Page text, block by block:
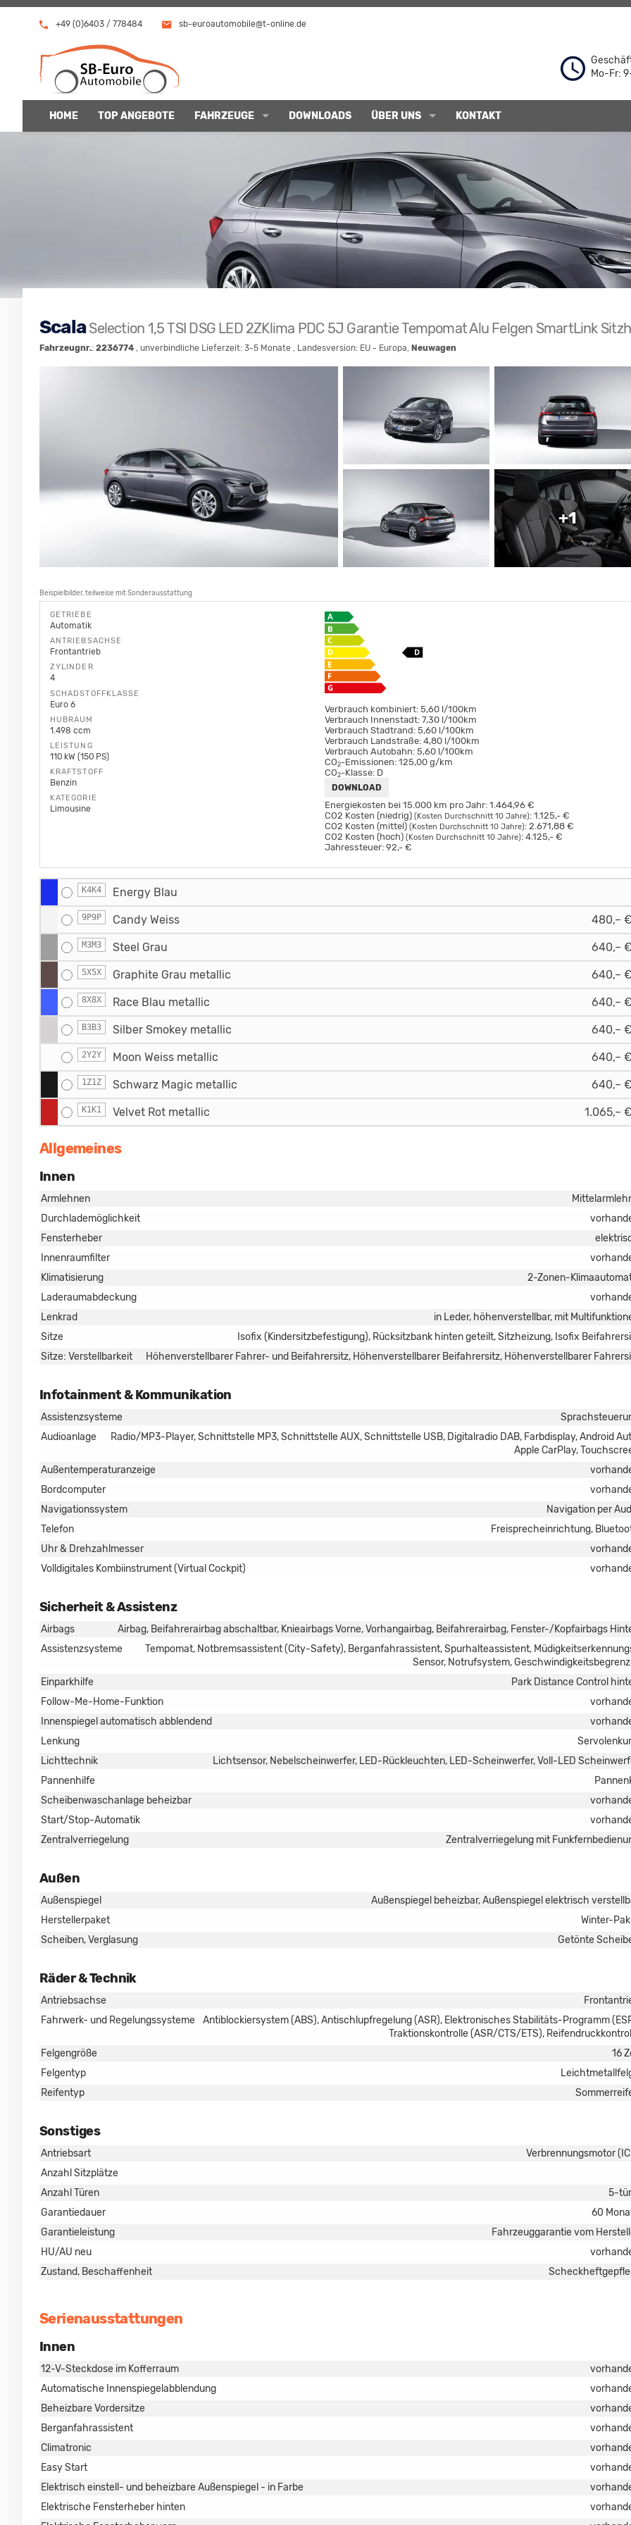
+49 (0)6403 / 778484 sb-euroautomobile@t-online.de
Mo-Fr:
HOME TOP ANGEBOTE FAHRZEUGE DOWNLOADS ÜBER UNS KONTAKT
Scala Selection 1,5 TSI DSG LED 2ZKlima PDC 5J Garantie Tempomat Alu Felgen SmartLink
Fahrzeugnr.: 2236774 , unverbindliche Lieferzeit: 3-5 Monate , Landesversion: EU - Europa, Neuwagen
+1
Beispielbilder, teilweise mit Sonderausstattung
GETRIEBE
Automatik
ANTRIEBSACHSE
Frontantrieb
ZYLINDER
4
SCHADSTOFFKLASSE
Euro 6
HUBRAUM
1.498 ccm
LEISTUNG
110 kW (150 PS)
KRAFTSTOFF
Benzin
KATEGORIE
Limousine
Verbrauch kombiniert: 5,60 l/100km
Verbrauch Innenstadt: 7,30 l/100km
Verbrauch Stadtrand: 5,60 l/100km
Verbrauch Landstraße: 4,80 l/100km
Verbrauch Autobahn: 5,60 l/100km
CO2-Emissionen: 125,00 g/km
CO2-Klasse: D
DOWNLOAD
Energiekosten bei 15.000 km pro Jahr: 1.464,96 €
CO2 Kosten (niedrig) (Kosten Durchschnitt 10 Jahre): 1.125,- €
CO2 Kosten (mittel) (Kosten Durchschnitt 10 Jahre): 2.671,88 €
CO2 Kosten (hoch) (Kosten Durchschnitt 10 Jahre): 4.125,- €
Jahressteuer: 92,- €
K4K4 Energy Blau
9P9P Candy Weiss 480,–
M3M3 Steel Grau 640,–
5X5X Graphite Grau metallic 640,–
8X8X Race Blau metallic 640,–
B3B3 Silber Smokey metallic 640,–
2Y2Y Moon Weiss metallic 640,–
1Z1Z Schwarz Magic metallic 640,–
K1K1 Velvet Rot metallic 1.065,–
Allgemeines
Innen
Armlehnen
Durchlademöglichkeit
Fensterheber
Innenraumfilter
Klimatisierung
2-Zonen-
Laderaumabdeckung
Lenkrad
in Leder, höhenverstellbar, mit
Sitze
Isofix (Kindersitzbefestigung), Rücksitzbank hinten geteilt, Sitzheizung, Isofix
Sitze: Verstellbarkeit
Höhenverstellbarer Fahrer- und Beifahrersitz, Höhenverstellbarer Beifahrersitz, Höhenverstellbarer
Infotainment & Kommunikation
Assistenzsysteme
Audioanlage
Radio/MP3-Player, Schnittstelle MP3, Schnittstelle AUX, Schnittstelle USB, Digitalradio DAB, Farbdisplay, Android
Apple CarPlay,
Außentemperaturanzeige
Bordcomputer
Navigationssystem
Navigation per
Telefon
Freisprecheinrichtung,
Uhr & Drehzahlmesser
Volldigitales Kombiinstrument (Virtual Cockpit)
Sicherheit & Assistenz
Airbags
Airbag, Beifahrerairbag abschaltbar, Knieairbags Vorne, Vorhangairbag, Beifahrerairbag, Fenster-/Kopfairbags
Assistenzsysteme
Tempomat, Notbremsassistent (City-Safety), Berganfahrassistent, Spurhalteassistent,
Sensor, Notrufsystem,
Einparkhilfe
Park Distance Control
Follow-Me-Home-Funktion
Innenspiegel automatisch abblendend
Lenkung
Lichttechnik
Lichtsensor, Nebelscheinwerfer, LED-Rückleuchten, LED-Scheinwerfer, Voll-LED
Pannenhilfe
Scheibenwaschanlage beheizbar
Start/Stop-Automatik
Zentralverriegelung
Zentralverriegelung mit
Außen
Außenspiegel
Außenspiegel beheizbar, Außenspiegel elektrisch
Herstellerpaket
Winter-
Scheiben, Verglasung
Getönte
Räder & Technik
Antriebsachse
Fahrwerk- und Regelungssysteme
Antiblockiersystem (ABS), Antischlupfregelung (ASR), Elektronisches Stabilitäts-Programm
Traktionskontrolle (ASR/CTS/ETS),
Felgengröße
16
Felgentyp
Reifentyp
Sonstiges
Antriebsart
Verbrennungsmotor
Anzahl Sitzplätze
Anzahl Türen
5-
Garantiedauer
60
Garantieleistung
Fahrzeuggarantie vom
HU/AU neu
Zustand, Beschaffenheit
Serienausstattungen
Innen
12-V-Steckdose im Kofferraum
Automatische Innenspiegelabblendung
Beheizbare Vordersitze
Berganfahrassistent
Climatronic
Easy Start
Elektrisch einstell- und beheizbare Außenspiegel - in Farbe
Elektrische Fensterheber hinten